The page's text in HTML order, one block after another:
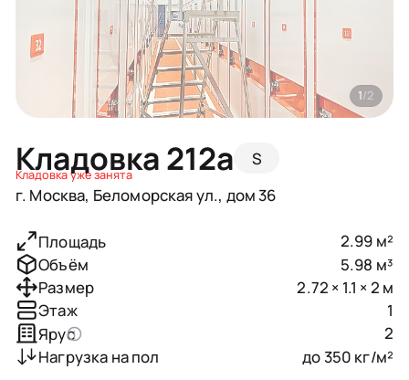
Кладовка 212a S
Кладовка уже занята
г. Москва, Беломорская ул., дом 36
1/2
Площадь
2.99 м²
Объём
5.98 м³
Размер
2.72 × 1.1 × 2 м
Этаж
1
Ярус
2
Нагрузка на пол
до 350 кг/м²